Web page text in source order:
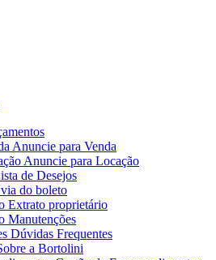
Anuncie para Venda
Anuncie para Locação
de Desejos
via do boleto
Extrato proprietário
Manutenções
Dúvidas Frequentes
a Bortolini